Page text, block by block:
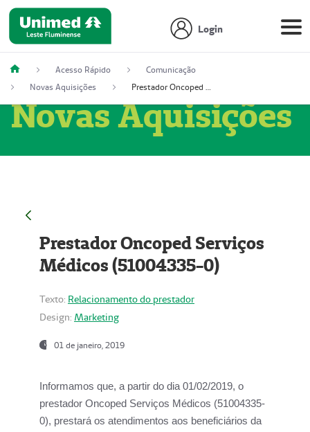
Login
Acesso Rápido
Comunicação
Novas Aquisições
Prestador Oncoped Serviços Médicos (51004335-0)
Novas Aquisições
Prestador Oncoped Serviços
Médicos (51004335-0)
Texto: Relacionamento do prestador
Design: Marketing
01 de janeiro, 2019
Informamos que, a partir do dia 01/02/2019, o
prestador Oncoped Serviços Médicos (51004335-
0), prestará os atendimentos aos beneficiários da